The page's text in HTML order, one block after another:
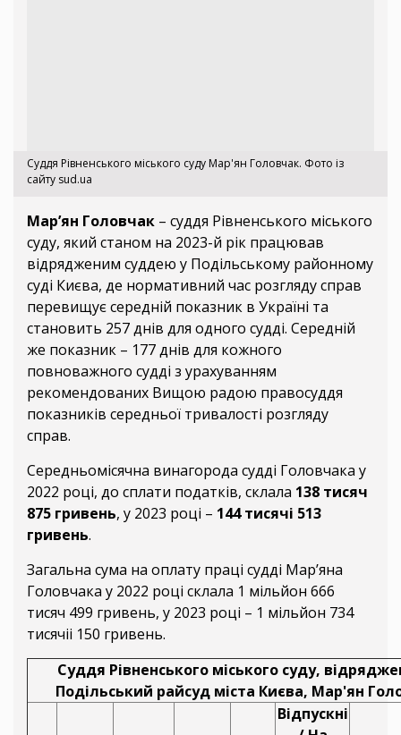
Суддя Рівненського міського суду Мар'ян Головчак. Фото із
сайту sud.ua
Мар’ян Головчак – суддя Рівненського міського
суду, який станом на 2023-й рік працював
відрядженим суддею у Подільському районному
суді Києва, де нормативний час розгляду справ
перевищує середній показник в Україні та
становить 257 днів для одного судді. Середній
же показник – 177 днів для кожного
повноважного судді з урахуванням
рекомендованих Вищою радою правосуддя
показників середньої тривалості розгляду
справ.
Середньомісячна винагорода судді Головчака у
2022 році, до сплати податків, склала 138 тисяч
875 гривень, у 2023 році – 144 тисячі 513
гривень.
Загальна сума на оплату праці судді Мар’яна
Головчака у 2022 році склала 1 мільйон 666
тисяч 499 гривень, у 2023 році – 1 мільйон 734
тисячіі 150 гривень.
Суддя Рівненського міського суду,
Подільський райсуд міста Києва, Мар'ян
Відпускні